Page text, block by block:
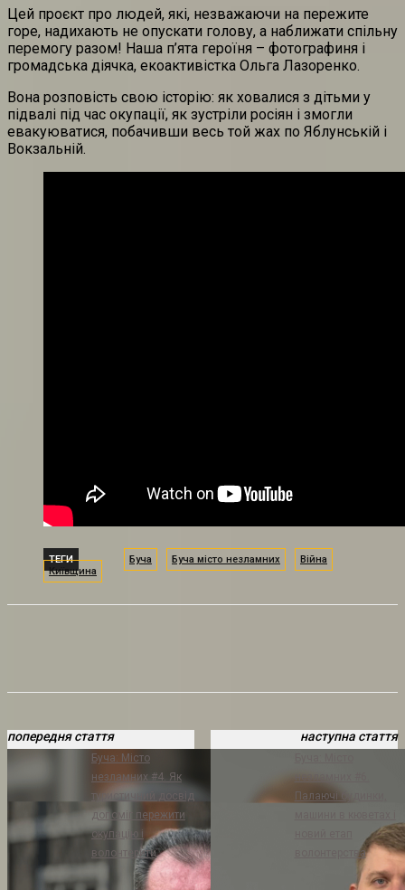
Цей проєкт про людей, які, незважаючи на пережите
горе, надихають не опускати голову, а наближати спільну
перемогу разом! Наша п’ята героїня – фотографиня і
громадська діячка, екоактивістка Ольга Лазоренко.
Вона розповість свою історію: як ховалися з дітьми у
підвалі під час окупації, як зустріли росіян і змогли
евакуюватися, побачивши весь той жах по Яблунській і
Вокзальній.
ТЕГИ Буча Буча місто незламних
Війна
Київщина
попередня стаття
Буча: Місто
незламних #4. Як
туристичний досвід
допоміг пережити
окупацію і
волонтерити
наступна стаття
Палаючі будинки,
волонтерства